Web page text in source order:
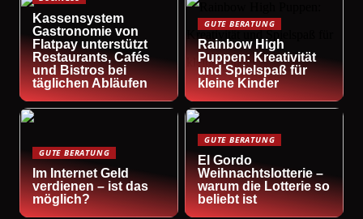
Kassensystem
Gastronomie von
Flatpay unterstützt
Restaurants, Cafés
und Bistros bei
täglichen Abläufen
GUTE BERATUNG
Rainbow High
Puppen: Kreativität
und Spielspaß für
kleine Kinder
GUTE BERATUNG
Im Internet Geld
verdienen – ist das
möglich?
GUTE BERATUNG
El Gordo
Weihnachtslotterie –
warum die Lotterie so
beliebt ist